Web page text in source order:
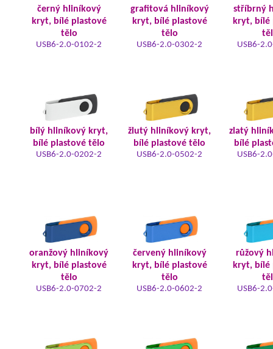
černý hliníkový
kryt, bílé plastové
tělo
USB6-2.0-0102-2
grafitová hliníkový
kryt, bílé plastové
tělo
USB6-2.0-0302-2
stříbrný
kryt, bílé
USB6-
bílý hliníkový kryt,
bílé plastové tělo
USB6-2.0-0202-2
žlutý hliníkový kryt,
bílé plastové tělo
USB6-2.0-0502-2
zlatý
bílé
USB6-
oranžový hliníkový
kryt, bílé plastové
tělo
USB6-2.0-0702-2
červený hliníkový
kryt, bílé plastové
tělo
USB6-2.0-0602-2
růžový
kryt, bílé
USB6-